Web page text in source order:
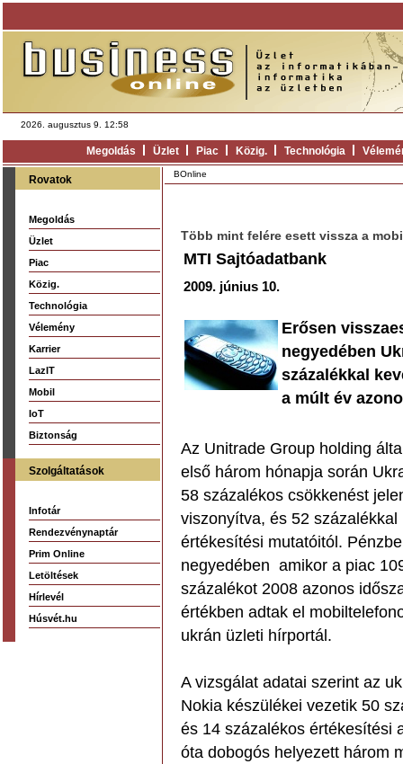
2026. augusztus 9. 12:58
Megoldás Üzlet Piac Közig. Technológia
Rovatok
Megoldás
Üzlet
Piac
Közig.
Technológia
Vélemény
Karrier
LazIT
Mobil
IoT
Biztonság
Szolgáltatások
Infotár
Rendezvénynaptár
Prim Online
Letöltések
Hírlevél
Húsvét.hu
BOnline
Több mint felére esett vissza a
MTI Sajtóadatbank
2009. június 10.
Erősen
negyedében
százalékkal
a múlt év
Az Unitrade Group holding
első három hónapja során
58 százalékos csökkenést
viszonyítva, és 52
értékesítési mutatóitól.
negyedében amikor a piac
százalékot 2008 azonos
értékben adtak el
ukrán üzleti hírportál.
A vizsgálat adatai szerint az
Nokia készülékei vezetik 50
és 14 százalékos értékesítési
óta dobogós helyezett három